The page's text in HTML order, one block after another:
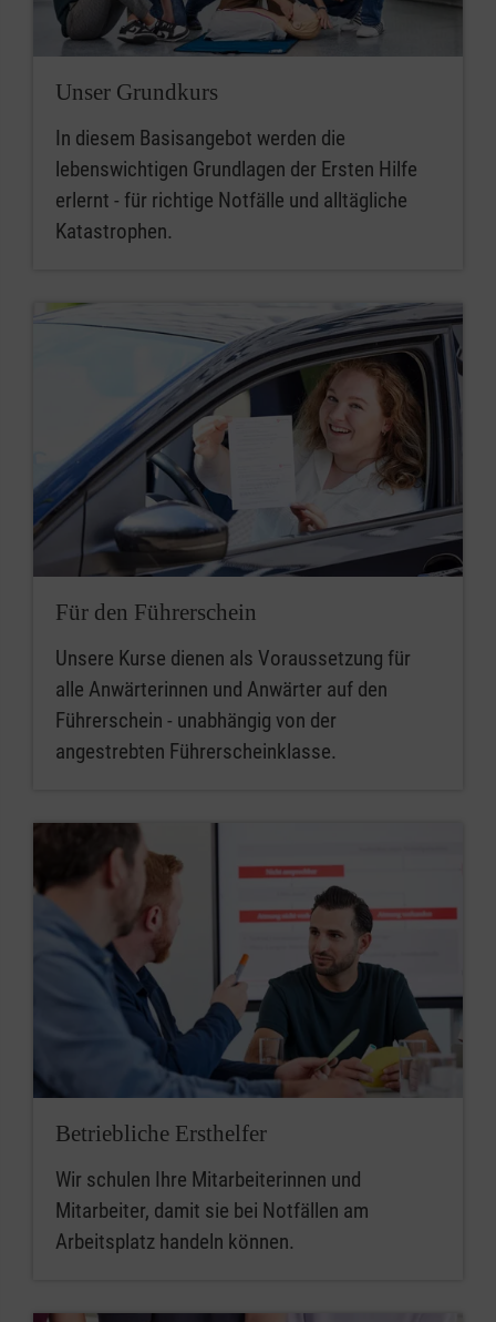
Unser Grundkurs
In diesem Basisangebot werden die
lebenswichtigen Grundlagen der Ersten Hilfe
erlernt - für richtige Notfälle und alltägliche
Katastrophen.
Für den Führerschein
Unsere Kurse dienen als Voraussetzung für
alle Anwärterinnen und Anwärter auf den
Führerschein - unabhängig von der
angestrebten Führerscheinklasse.
Betriebliche Ersthelfer
Wir schulen Ihre Mitarbeiterinnen und
Mitarbeiter, damit sie bei Notfällen am
Arbeitsplatz handeln können.